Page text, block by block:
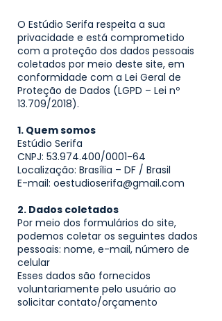
O Estúdio Serifa respeita a sua
privacidade e está comprometido
com a proteção dos dados pessoais
coletados por meio deste site, em
conformidade com a Lei Geral de
Proteção de Dados (LGPD – Lei nº
13.709/2018).
1. Quem somos
Estúdio Serifa
CNPJ: 53.974.400/0001-64
Localização: Brasília – DF / Brasil
E-mail: oestudioserifa@gmail.com
2. Dados coletados
Por meio dos formulários do site,
podemos coletar os seguintes dados
pessoais: nome, e-mail, número de
celular
Esses dados são fornecidos
voluntariamente pelo usuário ao
solicitar contato/orçamento